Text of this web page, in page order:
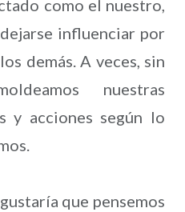
como el nuestro,
influenciar por
demás. A veces, sin
nuestras
y acciones según lo
que pensemos